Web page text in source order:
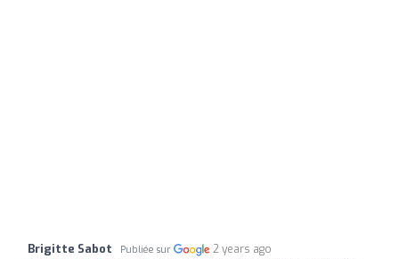
Brigitte Sabot Publiée sur 2 years ago